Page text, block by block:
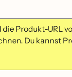
Produkt-URL
Du kannst